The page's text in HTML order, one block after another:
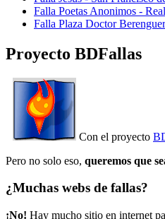
Falla Poetas Anonimos -
Falla Plaza Doctor
Proyecto BDFallas
Con el proyecto
Pero no solo eso, queremos que
¿Muchas webs de fallas?
¡No! Hay mucho sitio en internet